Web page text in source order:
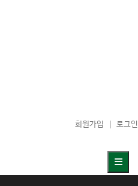
회원가입 로그인